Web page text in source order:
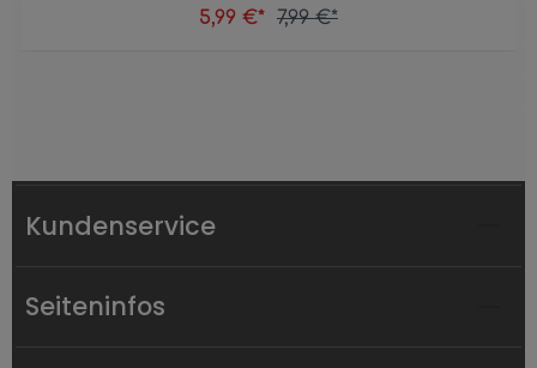
5,99 €* 7,99 €*
Kundenservice
Seiteninfos